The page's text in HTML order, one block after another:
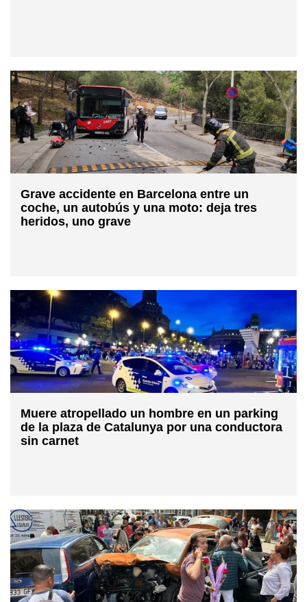
Grave accidente en Barcelona entre un
coche, un autobús y una moto: deja tres
heridos, uno grave
Muere atropellado un hombre en un parking
de la plaza de Catalunya por una conductora
sin carnet